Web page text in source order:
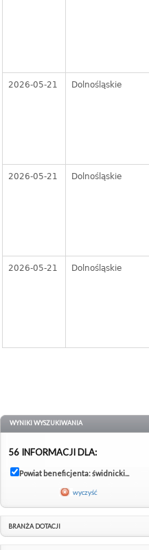
2026-05-21 Dolnośląskie
2026-05-21 Dolnośląskie
2026-05-21 Dolnośląskie
WYNIKI WYSZUKIWANIA
56 INFORMACJI DLA:
Powiat beneficjenta: świdnicki...
wyczyść
BRANŻA DOTACJI